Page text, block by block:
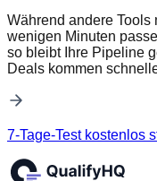
Während andere Tools
wenigen Minuten
so bleibt Ihre Pipeline
Deals kommen
7-Tage-Test kostenlos